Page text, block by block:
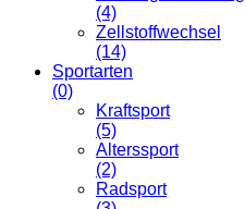
(4)
Zellstoffwechsel
(14)
Sportarten
(0)
Kraftsport
(5)
Alterssport
(2)
Radsport